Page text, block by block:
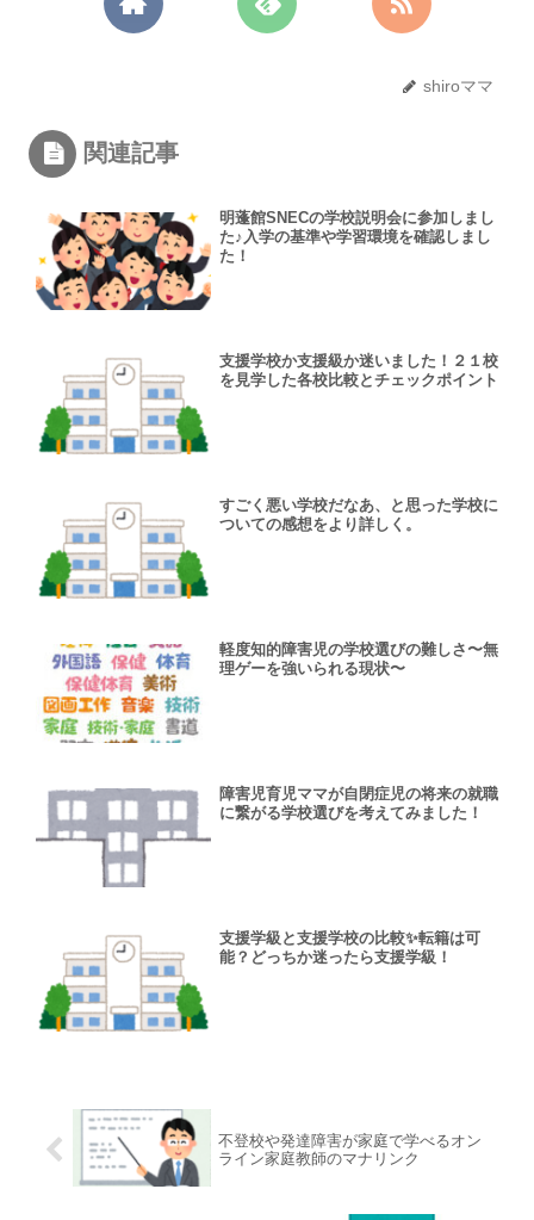
shiroママ
関連記事
明蓬館SNECの学校説明会に参加しまし
た♪入学の基準や学習環境を確認しまし
た！
支援学校か支援級か迷いました！２１校
を見学した各校比較とチェックポイント
すごく悪い学校だなあ、と思った学校に
ついての感想をより詳しく。
軽度知的障害児の学校選びの難しさ〜無
理ゲーを強いられる現状〜
障害児育児ママが自閉症児の将来の就職
に繋がる学校選びを考えてみました！
支援学級と支援学校の比較✨転籍は可
能？どっちか迷ったら支援学級！
不登校や発達障害が家庭で学べるオン
ライン家庭教師のマナリンク